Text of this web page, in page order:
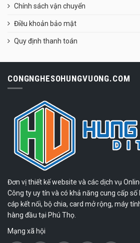
Chính sách vận chuyển
Điều khoản bảo mật
Quy định thanh toán
CONGNGHESOHUNGVUONG.COM
Đơn vị thiết kế website và các dịch vụ
Công ty uy tín và có khả năng cung cấp
cáp kết nối, bộ chia, card mở rộng, máy
hàng đầu tại Phú Thọ.
Mạng xã hội